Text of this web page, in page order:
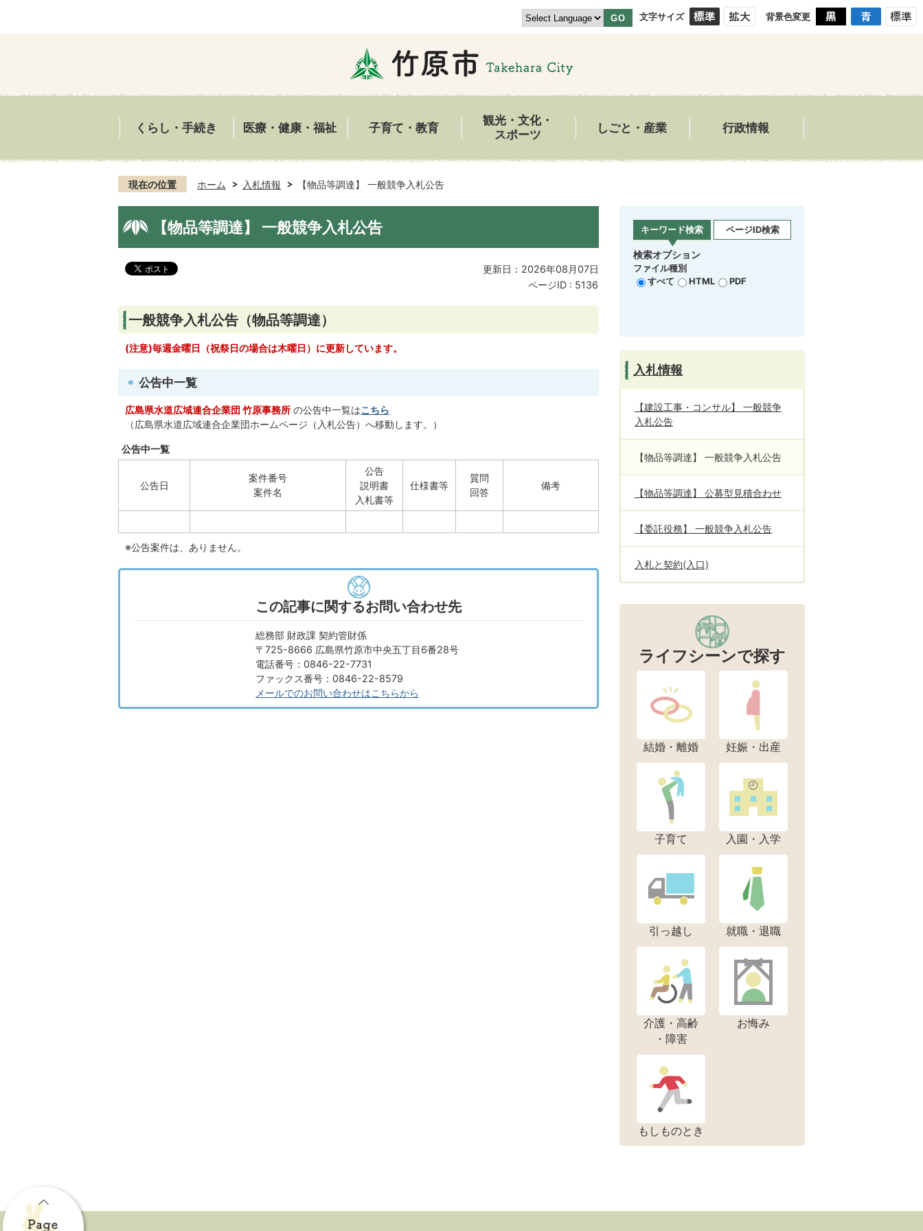
GO 文字サイズ 背景色変更
くらし・手続き 医療・健康・福祉 子育て・教育
観光・文化・
スポーツ
しごと・産業 行政情報
現在の位置 ホーム 入札情報 【物品等調達】 一般競争入札公告
【物品等調達】 一般競争入札公告
更新日：2026年08月07日
ページID : 5136
一般競争入札公告（物品等調達）
(注意)毎週金曜日（祝祭日の場合は木曜日）に更新しています。
公告中一覧
広島県水道広域連合企業団 竹原事務所 の公告中一覧はこちら
（広島県水道広域連合企業団ホームページ（入札公告）へ移動します。）
公告中一覧
公告日
案件番号
案件名
公告
説明書
入札書等
仕様書等
質問
回答
備考
※公告案件は、ありません。
この記事に関するお問い合わせ先
総務部 財政課 契約管財係
〒725-8666 広島県竹原市中央五丁目6番28号
電話番号：0846-22-7731
ファックス番号：0846-22-8579
メールでのお問い合わせはこちらから
キーワード検索 ページID検索
検索オプション
ファイル種別
すべて
HTML PDF
入札情報
【建設工事・コンサル】 一般競争
入札公告
【物品等調達】 一般競争入札公告
【物品等調達】 公募型見積合わせ
【委託役務】 一般競争入札公告
入札と契約(入口)
ライフシーンで探す
結婚・離婚 妊娠・出産
子育て 入園・入学
引っ越し 就職・退職
介護・高齢
・障害
お悔み
もしものとき